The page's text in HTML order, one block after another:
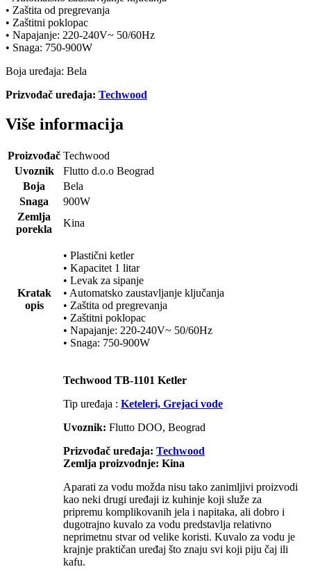
• Zaštita od pregrevanja
• Zaštitni poklopac
• Napajanje: 220-240V~ 50/60Hz
• Snaga: 750-900W
Boja uređaja: Bela
Prizvođač uređaja: Techwood
Više informacija
Proizvođač Techwood
Uvoznik
Flutto d.o.o Beograd
Boja
Bela
Snaga
900W
Zemlja
porekla
Kina
Kratak
opis
• Plastični ketler
• Kapacitet 1 litar
• Levak za sipanje
• Automatsko zaustavljanje ključanja
• Zaštita od pregrevanja
• Zaštitni poklopac
• Napajanje: 220-240V~ 50/60Hz
• Snaga: 750-900W
Techwood TB-1101 Ketler
Tip uređaja : Keteleri, Grejaci vode
Uvoznik: Flutto DOO, Beograd
Prizvođač uređaja: Techwood
Zemlja proizvodnje: Kina
Aparati za vodu možda nisu tako zanimljivi proizvodi
kao neki drugi uređaji iz kuhinje koji služe za
pripremu komplikovanih jela i napitaka, ali dobro i
dugotrajno kuvalo za vodu predstavlja relativno
neprimetnu stvar od velike koristi. Kuvalo za vodu je
krajnje praktičan uređaj što znaju svi koji piju čaj ili
kafu.